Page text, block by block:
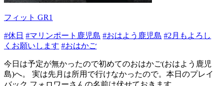
フィット GR1
#休日 #マリンポート鹿児島 #おはよう鹿児島 #2月もよろし
くお願いします #おはかご
今日は予定が無かったので初めてのおはかご(おはよう鹿児
島)へ。 実は先月は所用で行けなかったので。本日のプレイ
バック フォロワーさんの名前は伏せておきます...